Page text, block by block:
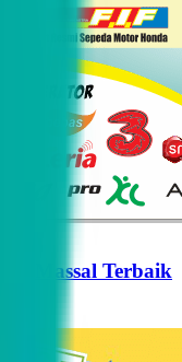
Massal Terbaik